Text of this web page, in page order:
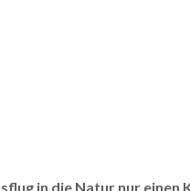
in die Natur nur